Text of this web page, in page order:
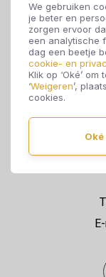
We gebruiken
je beter en
zorgen ervoor
een analytische
dag een beetje
cookie- en
Klik op ‘Oké’
‘Weigeren’,
cookies.
Oké